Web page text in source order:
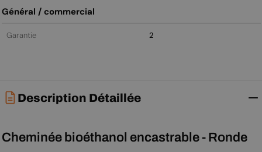
Général / commercial
Garantie 2
Description Détaillée
Cheminée bioéthanol encastrable - Ronde